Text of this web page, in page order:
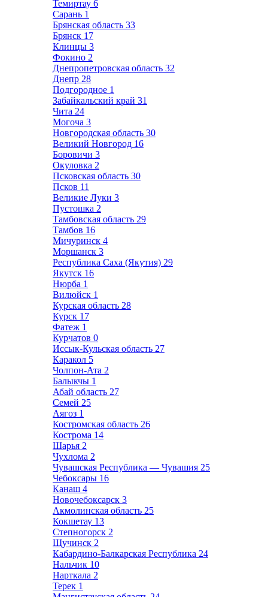
Темиртау 6
Сарань 1
Брянская область 33
Брянск 17
Клинцы 3
Фокино 2
Днепропетровская область 32
Днепр 28
Подгородное 1
Забайкальский край 31
Чита 24
Могоча 3
Новгородская область 30
Великий Новгород 16
Боровичи 3
Окуловка 2
Псковская область 30
Псков 11
Великие Луки 3
Пустошка 2
Тамбовская область 29
Тамбов 16
Мичуринск 4
Моршанск 3
Республика Саха (Якутия) 29
Якутск 16
Нюрба 1
Вилюйск 1
Курская область 28
Курск 17
Фатеж 1
Курчатов 0
Иссык-Кульская область 27
Каракол 5
Чолпон-Ата 2
Балыкчы 1
Абай область 27
Семей 25
Аягоз 1
Костромская область 26
Кострома 14
Шарья 2
Чухлома 2
Чувашская Республика — Чувашия 25
Чебоксары 16
Канаш 4
Новочебоксарск 3
Акмолинская область 25
Кокшетау 13
Степногорск 2
Щучинск 2
Кабардино-Балкарская Республика 24
Нальчик 10
Нарткала 2
Терек 1